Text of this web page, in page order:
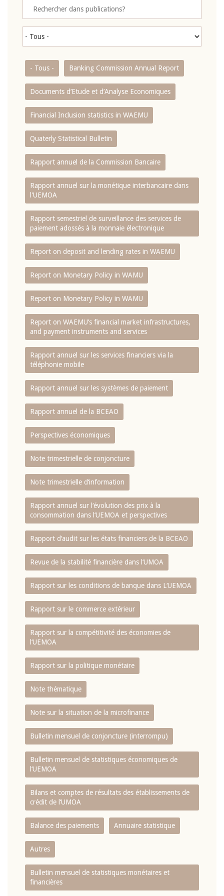
- Tous - Banking Commission Annual Report
Documents d’Etude et d’Analyse Economiques
Financial Inclusion statistics in WAEMU
Quaterly Statistical Bulletin
Rapport annuel de la Commission Bancaire
Rapport annuel sur la monétique interbancaire dans
l'UEMOA
Rapport semestriel de surveillance des services de
paiement adossés à la monnaie électronique
Report on deposit and lending rates in WAEMU
Report on Monetary Policy in WAMU
Report on Monetary Policy in WAMU
Report on WAEMU’s financial market infrastructures,
and payment instruments and services
Rapport annuel sur les services financiers via la
téléphonie mobile
Rapport annuel sur les systèmes de paiement
Rapport annuel de la BCEAO
Perspectives économiques
Note trimestrielle de conjoncture
Note trimestrielle d‘information
Rapport annuel sur l‘évolution des prix à la
consommation dans l‘UEMOA et perspectives
Rapport d‘audit sur les états financiers de la BCEAO
Revue de la stabilité financière dans l‘UMOA
Rapport sur les conditions de banque dans L‘UEMOA
Rapport sur le commerce extérieur
Rapport sur la compétitivité des économies de
l‘UEMOA
Rapport sur la politique monétaire
Note thématique
Note sur la situation de la microfinance
Bulletin mensuel de conjoncture (interrompu)
Bulletin mensuel de statistiques économiques de
l‘UEMOA
Bilans et comptes de résultats des établissements de
crédit de l‘UMOA
Balance des paiements Annuaire statistique
Autres
Bulletin mensuel de statistiques monétaires et
financières